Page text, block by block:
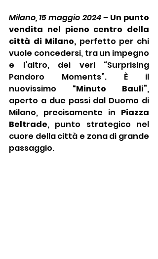
Milano, 15 maggio 2024 – Un punto
vendita nel pieno centro della
città di Milano, perfetto per chi
vuole concedersi, tra un impegno
e l’altro, dei veri “Surprising
Pandoro Moments”. È il
nuovissimo “Minuto Bauli”,
aperto a due passi dal Duomo di
Milano, precisamente in Piazza
Beltrade, punto strategico nel
cuore della città e zona di grande
passaggio.